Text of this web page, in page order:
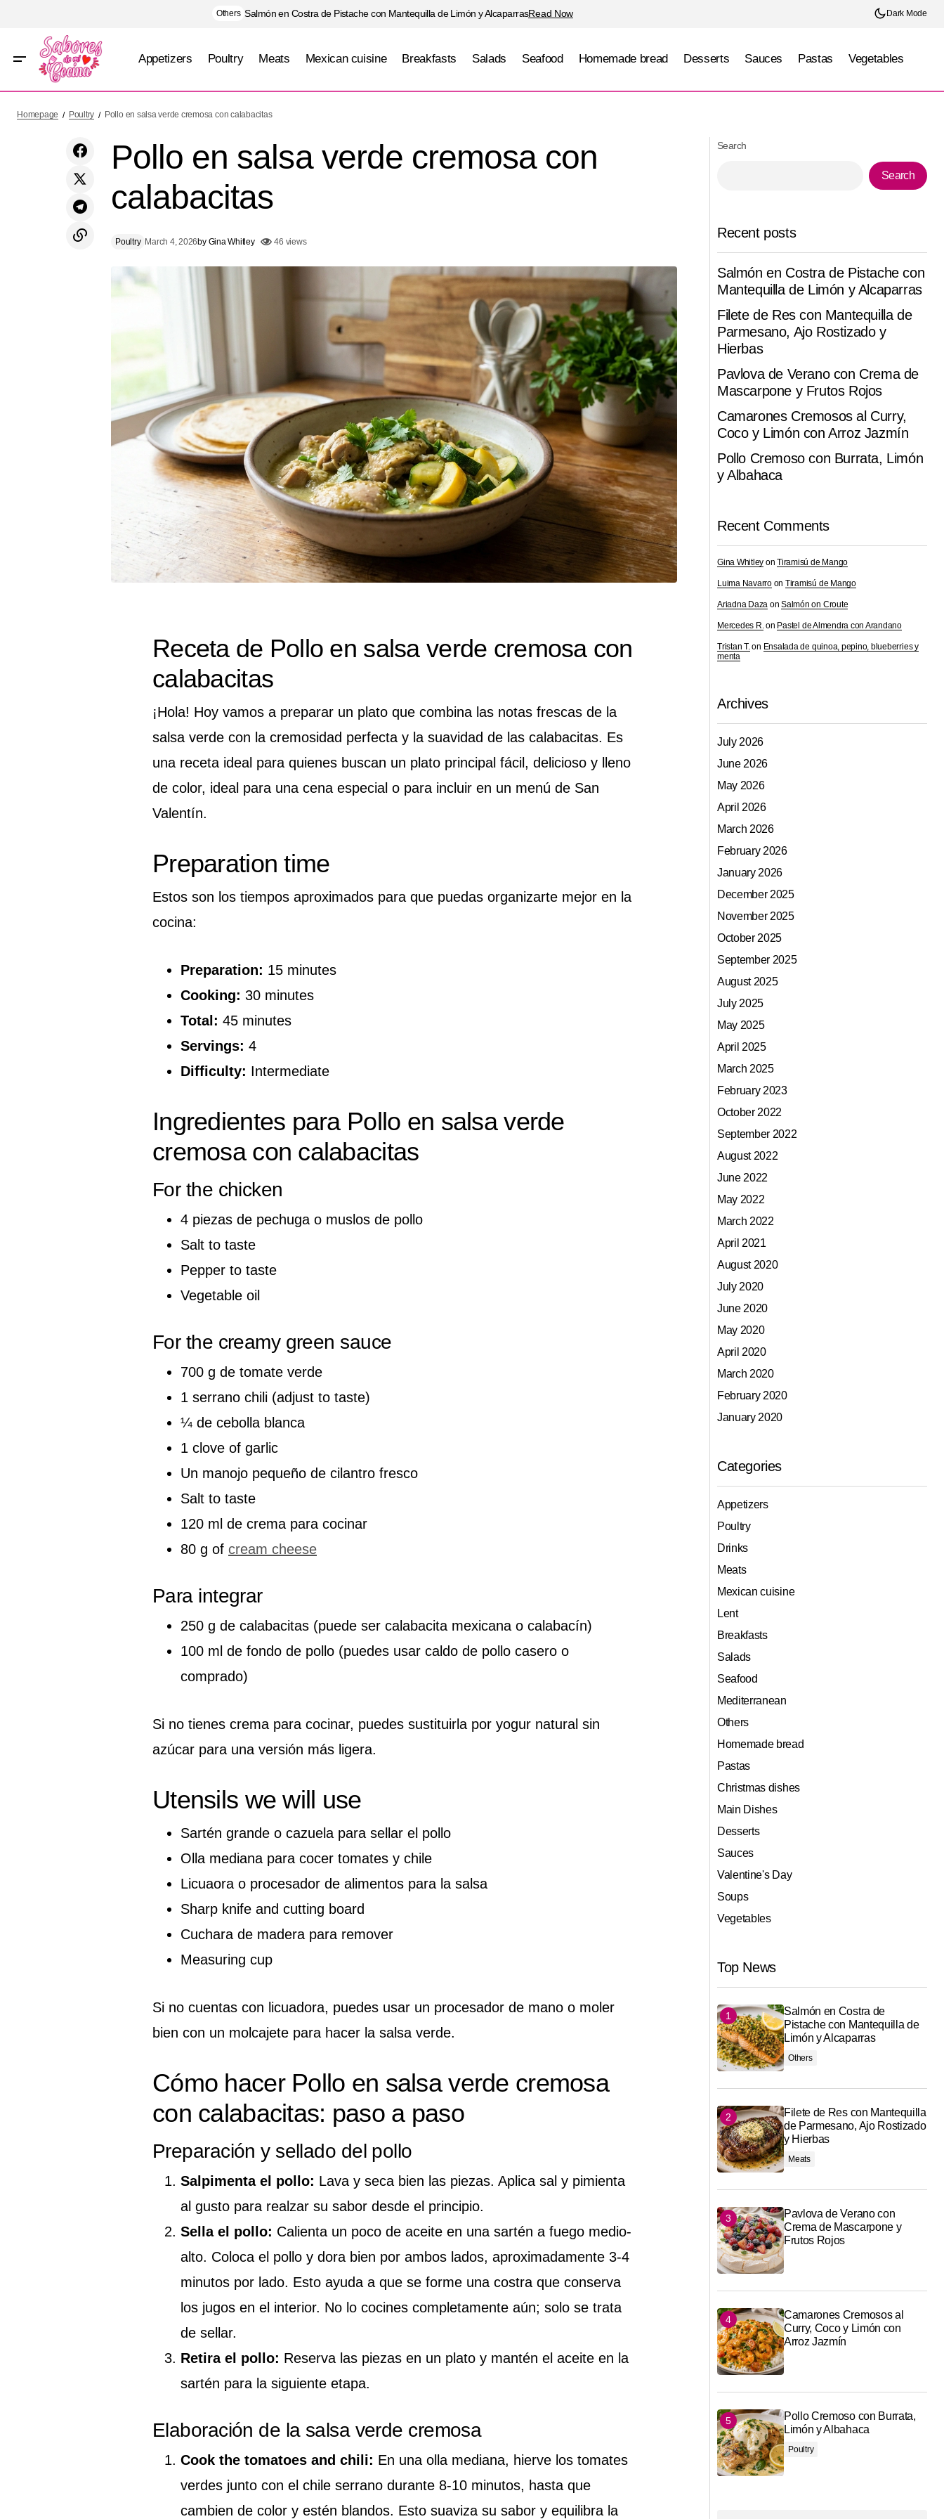
Others Salmón en Costra de Pistache con Mantequilla de Limón y AlcaparrasRead Now Dark Mode
Appetizers Poultry Meats Mexican cuisine Breakfasts Salads Seafood Homemade bread Desserts Sauces Pastas Vegetables
Pay frío de coco y limón
Homepage Poultry Pollo en salsa verde cremosa con calabacitas
Pollo en salsa verde cremosa con
calabacitas
Poultry March 4, 2026by Gina Whitley 46 views
Receta de Pollo en salsa verde cremosa con
calabacitas
¡Hola! Hoy vamos a preparar un plato que combina las notas frescas de la
salsa verde con la cremosidad perfecta y la suavidad de las calabacitas. Es
una receta ideal para quienes buscan un plato principal fácil, delicioso y lleno
de color, ideal para una cena especial o para incluir en un menú de San
Valentín.
Preparation time
Estos son los tiempos aproximados para que puedas organizarte mejor en la
cocina:
Preparation: 15 minutes
Cooking: 30 minutes
Total: 45 minutes
Servings: 4
Difficulty: Intermediate
Ingredientes para Pollo en salsa verde
cremosa con calabacitas
For the chicken
4 piezas de pechuga o muslos de pollo
Salt to taste
Pepper to taste
Vegetable oil
For the creamy green sauce
700 g de tomate verde
1 serrano chili (adjust to taste)
¼ de cebolla blanca
1 clove of garlic
Un manojo pequeño de cilantro fresco
Salt to taste
120 ml de crema para cocinar
80 g of cream cheese
Para integrar
250 g de calabacitas (puede ser calabacita mexicana o calabacín)
100 ml de fondo de pollo (puedes usar caldo de pollo casero o
comprado)
Si no tienes crema para cocinar, puedes sustituirla por yogur natural sin
azúcar para una versión más ligera.
Utensils we will use
Sartén grande o cazuela para sellar el pollo
Olla mediana para cocer tomates y chile
Licuaora o procesador de alimentos para la salsa
Sharp knife and cutting board
Cuchara de madera para remover
Measuring cup
Si no cuentas con licuadora, puedes usar un procesador de mano o moler
bien con un molcajete para hacer la salsa verde.
Cómo hacer Pollo en salsa verde cremosa
con calabacitas: paso a paso
Preparación y sellado del pollo
Salpimenta el pollo: Lava y seca bien las piezas. Aplica sal y pimienta
al gusto para realzar su sabor desde el principio.
Sella el pollo: Calienta un poco de aceite en una sartén a fuego medio-
alto. Coloca el pollo y dora bien por ambos lados, aproximadamente 3-4
minutos por lado. Esto ayuda a que se forme una costra que conserva
los jugos en el interior. No lo cocines completamente aún; solo se trata
de sellar.
Retira el pollo: Reserva las piezas en un plato y mantén el aceite en la
sartén para la siguiente etapa.
Elaboración de la salsa verde cremosa
Cook the tomatoes and chili: En una olla mediana, hierve los tomates
verdes junto con el chile serrano durante 8-10 minutos, hasta que
cambien de color y estén blandos. Esto suaviza su sabor y equilibra la
Search
Search
Recent posts
Salmón en Costra de Pistache con
Mantequilla de Limón y Alcaparras
Filete de Res con Mantequilla de
Parmesano, Ajo Rostizado y
Hierbas
Pavlova de Verano con Crema de
Mascarpone y Frutos Rojos
Camarones Cremosos al Curry,
Coco y Limón con Arroz Jazmín
Pollo Cremoso con Burrata, Limón
y Albahaca
Recent Comments
Gina Whitley onTiramisú de Mango
Luima Navarroon Tiramisú de Mango
Ariadna Daza onSalmón on Croute
Mercedes R.on Pastel de Almendra con Arandano
Tristan T.on Ensalada de quinoa, pepino, blueberries y
menta
Archives
July 2026
June 2026
May 2026
April 2026
March 2026
February 2026
January 2026
December 2025
November 2025
October 2025
September 2025
August 2025
July 2025
May 2025
April 2025
March 2025
February 2023
October 2022
September 2022
August 2022
June 2022
May 2022
March 2022
April 2021
August 2020
July 2020
June 2020
May 2020
April 2020
March 2020
February 2020
January 2020
Categories
Appetizers
Poultry
Drinks
Meats
Mexican cuisine
Lent
Breakfasts
Salads
Seafood
Mediterranean
Others
Homemade bread
Pastas
Christmas dishes
Main Dishes
Desserts
Sauces
Valentine's Day
Soups
Vegetables
Top News
Salmón en Costra de
Pistache con Mantequilla de
Limón y Alcaparras
Others
Filete de Res con Mantequilla
de Parmesano, Ajo Rostizado
y Hierbas
Meats
Pavlova de Verano con
Crema de Mascarpone y
Frutos Rojos
Camarones Cremosos al
Curry, Coco y Limón con
Arroz Jazmín
Pollo Cremoso con Burrata,
Limón y Albahaca
Poultry